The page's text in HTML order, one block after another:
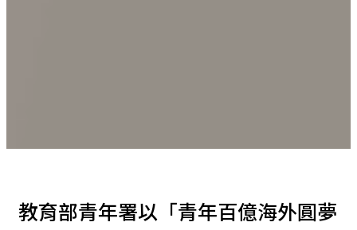
教育部青年署以「青年百億海外圓夢